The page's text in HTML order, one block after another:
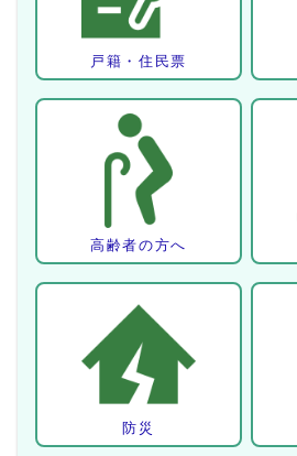
戸籍・住民票
高齢者の方へ
防災